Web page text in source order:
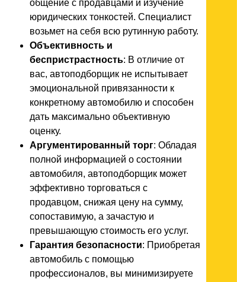
общение с продавцами и изучение
юридических тонкостей. Специалист
возьмет на себя всю рутинную работу.
Объективность и
беспристрастность: В отличие от
вас, автоподборщик не испытывает
эмоциональной привязанности к
конкретному автомобилю и способен
дать максимально объективную
оценку.
Аргументированный торг: Обладая
полной информацией о состоянии
автомобиля, автоподборщик может
эффективно торговаться с
продавцом, снижая цену на сумму,
сопоставимую, а зачастую и
превышающую стоимость его услуг.
Гарантия безопасности: Приобретая
автомобиль с помощью
профессионалов, вы минимизируете